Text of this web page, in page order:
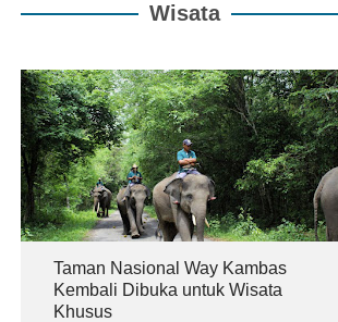
Wisata
Taman Nasional Way Kambas
Kembali Dibuka untuk Wisata
Khusus